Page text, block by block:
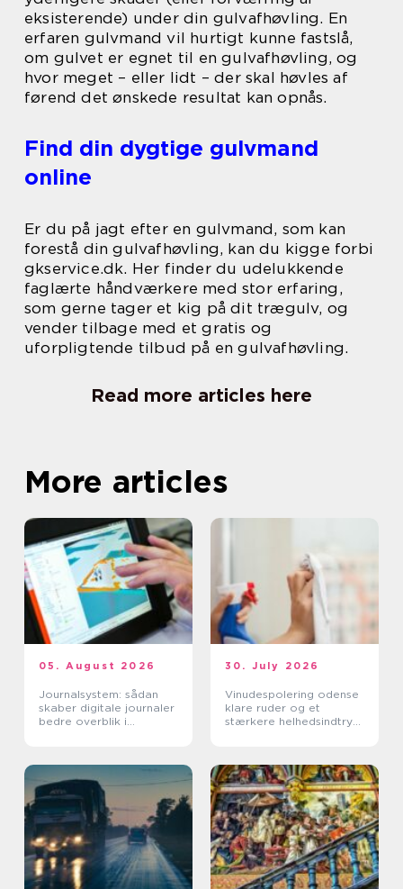
eksisterende) under din gulvafhøvling. En
erfaren gulvmand vil hurtigt kunne fastslå,
om gulvet er egnet til en gulvafhøvling, og
hvor meget – eller lidt – der skal høvles af
førend det ønskede resultat kan opnås.
Find din dygtige gulvmand
online
Er du på jagt efter en gulvmand, som kan
forestå din gulvafhøvling, kan du kigge forbi
gkservice.dk. Her finder du udelukkende
faglærte håndværkere med stor erfaring,
som gerne tager et kig på dit trægulv, og
vender tilbage med et gratis og
uforpligtende tilbud på en gulvafhøvling.
Read more articles here
More articles
05. August 2026
Journalsystem: sådan
skaber digitale journaler
bedre overblik i
30. July 2026
Vinudespolering odense
klare ruder og et
stærkere helhedsindtryk